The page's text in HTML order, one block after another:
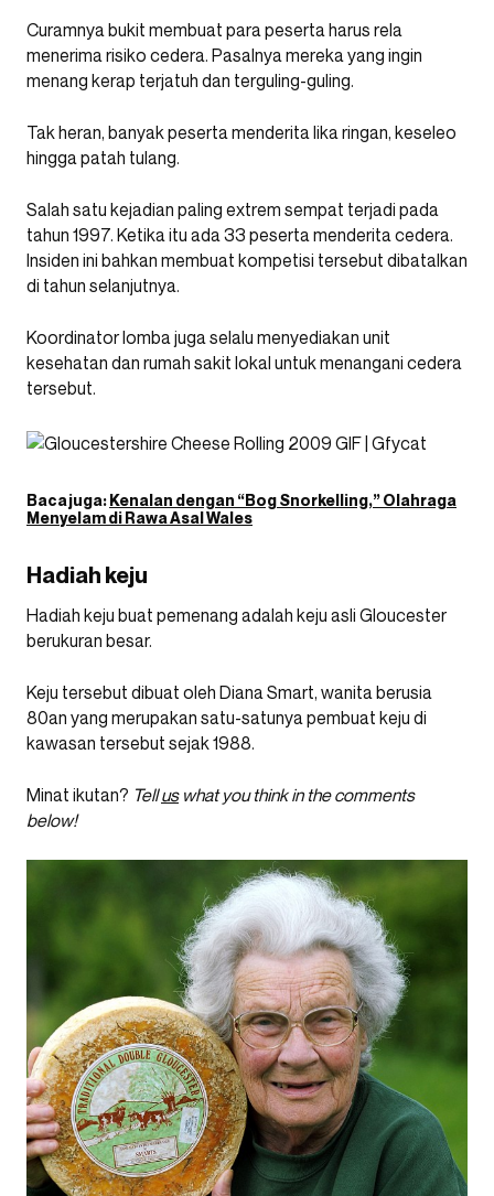
Curamnya bukit membuat para peserta harus rela
menerima risiko cedera. Pasalnya mereka yang ingin
menang kerap terjatuh dan terguling-guling.
Tak heran, banyak peserta menderita lika ringan, keseleo
hingga patah tulang.
Salah satu kejadian paling extrem sempat terjadi pada
tahun 1997. Ketika itu ada 33 peserta menderita cedera.
Insiden ini bahkan membuat kompetisi tersebut dibatalkan
di tahun selanjutnya.
Koordinator lomba juga selalu menyediakan unit
kesehatan dan rumah sakit lokal untuk menangani cedera
tersebut.
Baca juga:Kenalan dengan “Bog Snorkelling,” Olahraga
Menyelam di Rawa Asal Wales
Hadiah keju
Hadiah keju buat pemenang adalah keju asli Gloucester
berukuran besar.
Keju tersebut dibuat oleh Diana Smart, wanita berusia
80an yang merupakan satu-satunya pembuat keju di
kawasan tersebut sejak 1988.
Minat ikutan? Telluswhat you think in the comments
below!